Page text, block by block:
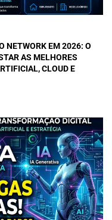
NETWORK EM 2026: O
AS MELHORES
CLOUD E